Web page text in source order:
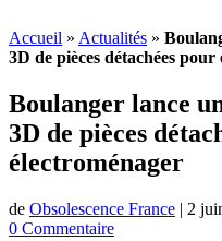
Accueil » Actualités »
3D de pièces détachées
Boulanger lance
3D de pièces
électroménager
de Obsolescence France | 2
0 Commentaire